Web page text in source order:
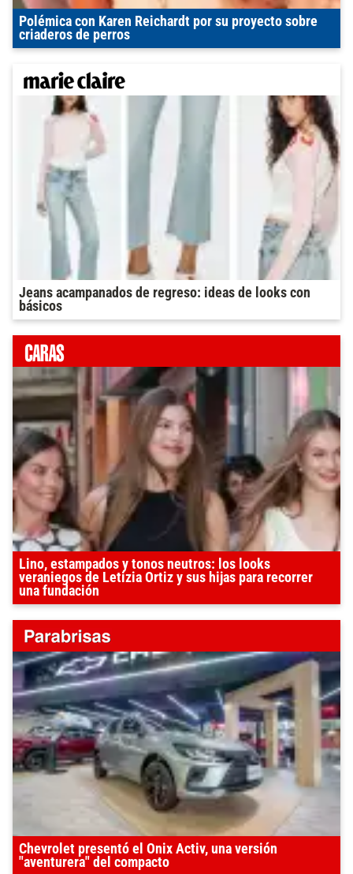
Polémica con Karen Reichardt por su proyecto sobre
criaderos de perros
Jeans acampanados de regreso: ideas de looks con
básicos
Lino, estampados y tonos neutros: los looks
veraniegos de Letizia Ortiz y sus hijas para recorrer
una fundación
Chevrolet presentó el Onix Activ, una versión
"aventurera" del compacto